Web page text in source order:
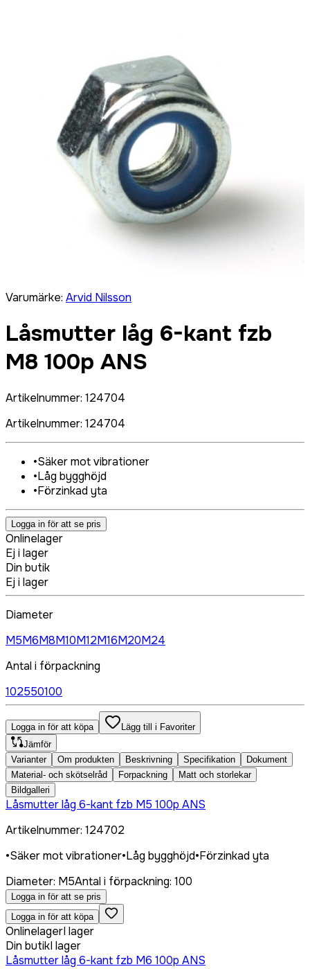
Varumärke: Arvid Nilsson
Låsmutter låg 6-kant fzb
M8 100p ANS
Artikelnummer: 124704
Artikelnummer: 124704
•Säker mot vibrationer
•Låg bygghöjd
•Förzinkad yta
Logga in för att se pris
Onlinelager
Ej i lager
Din butik
Ej i lager
Diameter
M5M6M8M10M12M16M20M24
Antal i förpackning
102550100
Logga in för att köpa
Lägg till i Favoriter
Jämför
Varianter
Om produkten Beskrivning Specifikation
Dokument
Material- och skötselråd
Forpackning
Matt och storlekar
Bildgalleri
Låsmutter låg 6-kant fzb M5 100p ANS
Artikelnummer: 124702
•Säker mot vibrationer•Låg bygghöjd•Förzinkad yta
Diameter: M5Antal i förpackning: 100
Logga in för att se pris
Logga in för att köpa
OnlinelagerI lager
Din butikI lager
Låsmutter låg 6-kant fzb M6 100p ANS